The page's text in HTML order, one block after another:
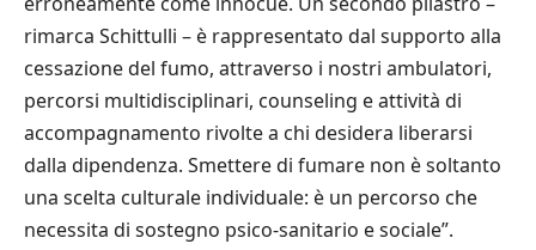
rimarca Schittulli – è rappresentato dal supporto alla
cessazione del fumo, attraverso i nostri ambulatori,
percorsi multidisciplinari, counseling e attività di
accompagnamento rivolte a chi desidera liberarsi
dalla dipendenza. Smettere di fumare non è soltanto
una scelta culturale individuale: è un percorso che
necessita di sostegno psico-sanitario e sociale”.